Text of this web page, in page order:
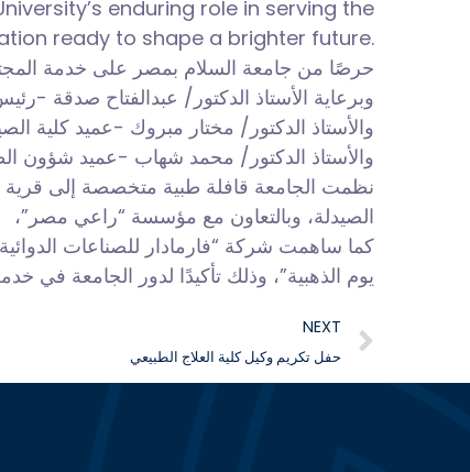
enduring role in serving the
ready to shape a brighter future.
حرصًا من جامعة السلام بمصر على خدمة
وبرعاية الأستاذ الدكتور/ عبدالفتاح صدقة -
والأستاذ الدكتور/ مختار مبروك -عميد كلية
والأستاذ الدكتور/ محمد شهاب -عميد شؤون
نظمت الجامعة قافلة طبية متخصصة إلى قرية
الصيدلة، وبالتعاون مع مؤسسة “راعي مصر”،
كما ساهمت شركة “فارمادار للصناعات
يوم الذهبية”، وذلك تأكيدًا لدور الجامعة
NEXT
حفل تكريم وكيل كلية العلاج الطبيعي